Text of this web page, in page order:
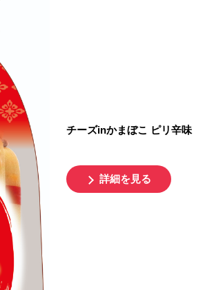
チーズinかまぼこ ピリ辛味
詳細を見る